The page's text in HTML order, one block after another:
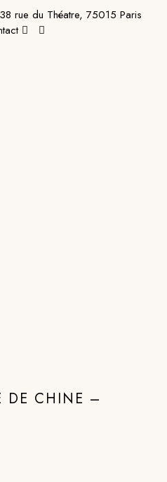
rue du Théatre, 75015 Paris
DE CHINE –